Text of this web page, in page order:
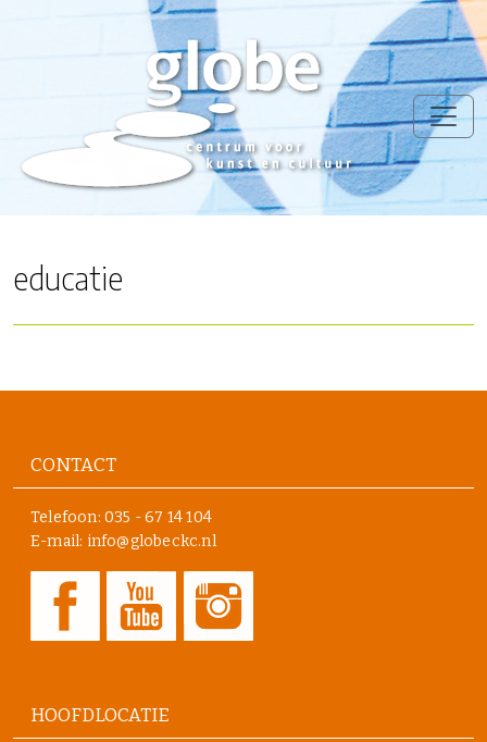
educatie
CONTACT
Telefoon: 035 - 67 14 104
E-mail: info@globeckc.nl
HOOFDLOCATIE